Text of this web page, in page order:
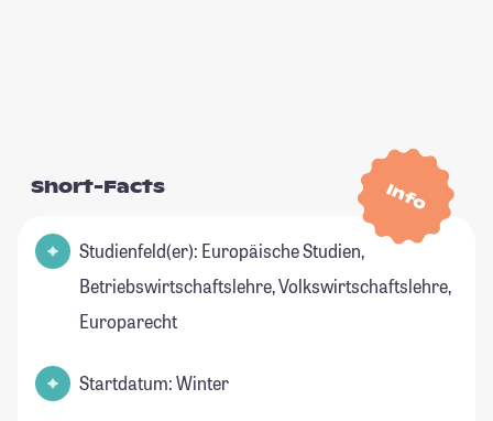
Info
Short-Facts
Studienfeld(er): Europäische Studien,
Betriebswirtschaftslehre, Volkswirtschaftslehre,
Europarecht
Startdatum: Winter